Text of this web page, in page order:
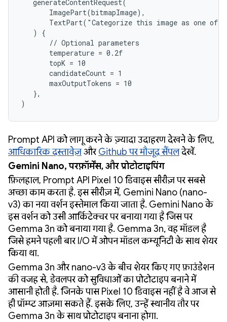
   generateContentRequest(
       ImagePart(bitmapImage),
TextPart("Categorize this image as one of
   ) {
       // Optional parameters
       temperature = 0.2f
       topK = 10
       candidateCount = 1
       maxOutputTokens = 10
   },
)
Prompt API को लागू करने के ज़्यादा उदाहरण देखने के लिए,
आधिकारिक दस्तावेज़औरGithub पर मौजूद सैंपलदेखें.
Gemini Nano, परफ़ॉर्मेंस, और प्रोटोटाइपिंग
फ़िलहाल, Prompt API Pixel 10 डिवाइस सीरीज़ पर सबसे
अच्छा काम करता है. इस सीरीज़ में, Gemini Nano (nano-
v3) का नया वर्शन इस्तेमाल किया जाता है. Gemini Nano के
इस वर्शन को उसी आर्किटेक्चर पर बनाया गया है जिस पर
Gemma 3n को बनाया गया है. Gemma 3n, वह मॉडल है
जिसे हमने पहली बार I/O में ओपन मॉडल कम्यूनिटी के साथ शेयर
किया था.
Gemma 3n और nano-v3 के बीच शेयर किए गए फ़ाउंडेशन
की वजह से, डेवलपर को सुविधाओं का प्रोटोटाइप बनाने में
आसानी होती है. जिनके पास Pixel 10 डिवाइस नहीं है वे आज से
ही प्रॉम्प्ट आज़मा सकते हैं. इसके लिए, उन्हें स्थानीय तौर पर
Gemma 3n के साथ प्रोटोटाइप बनाना होगा.